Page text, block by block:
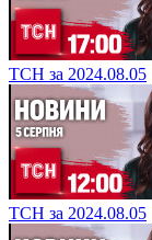
ТСН за 2024.08.05
ТСН за 2024.08.05